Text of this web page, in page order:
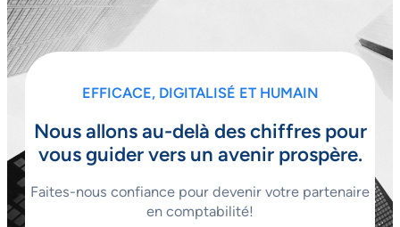
EFFICACE, DIGITALISÉ ET HUMAIN
Nous allons au-delà des chiffres pour
vous guider vers un avenir prospère.
Faites-nous confiance pour devenir votre partenaire
en comptabilité!